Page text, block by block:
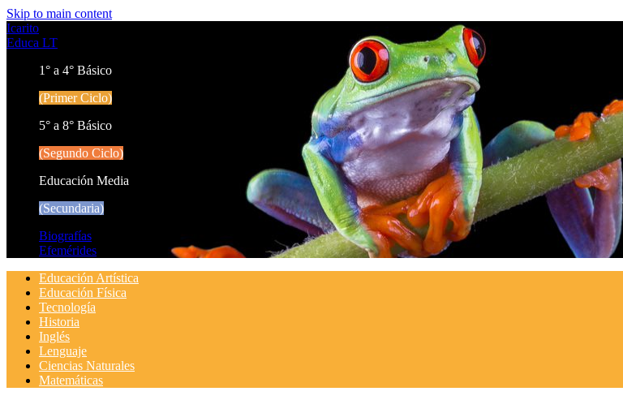
Skip to main content
Icarito
Educa LT
1° a 4° Básico
(Primer Ciclo)
5° a 8° Básico
(Segundo Ciclo)
Educación Media
(Secundaria)
Biografías
Efemérides
Educación Artística
Educación Física
Tecnología
Historia
Inglés
Lenguaje
Ciencias Naturales
Matemáticas